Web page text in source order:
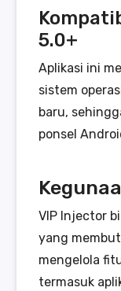
5.0+
Aplikasi ini
sistem
baru,
ponsel
VIP Injector
yang
mengelola
termasuk